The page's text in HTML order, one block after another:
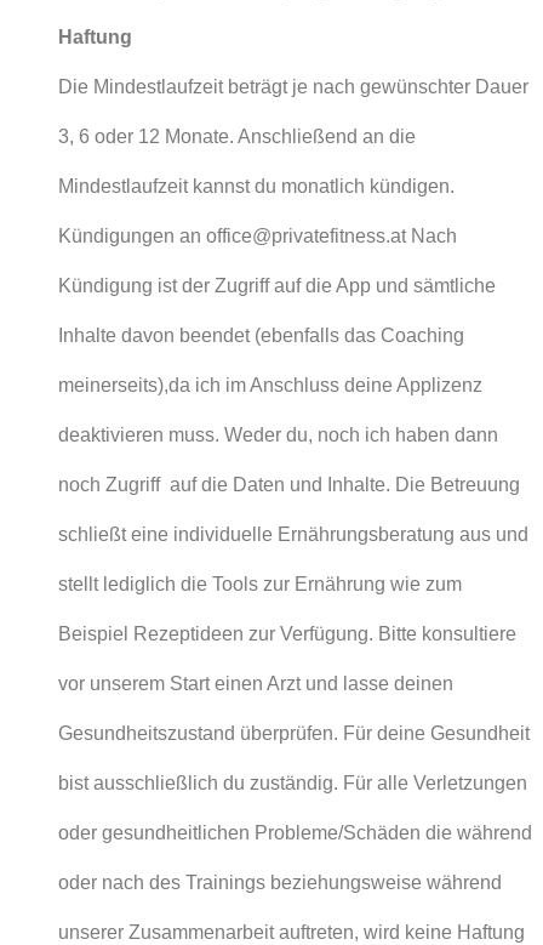
Haftung
Die Mindestlaufzeit beträgt je nach gewünschter Dauer
3, 6 oder 12 Monate. Anschließend an die
Mindestlaufzeit kannst du monatlich kündigen.
Kündigungen an office@privatefitness.at Nach
Kündigung ist der Zugriff auf die App und sämtliche
Inhalte davon beendet (ebenfalls das Coaching
meinerseits),da ich im Anschluss deine Applizenz
deaktivieren muss. Weder du, noch ich haben dann
noch Zugriff auf die Daten und Inhalte. Die Betreuung
schließt eine individuelle Ernährungsberatung aus und
stellt lediglich die Tools zur Ernährung wie zum
Beispiel Rezeptideen zur Verfügung. Bitte konsultiere
vor unserem Start einen Arzt und lasse deinen
Gesundheitszustand überprüfen. Für deine Gesundheit
bist ausschließlich du zuständig. Für alle Verletzungen
oder gesundheitlichen Probleme/Schäden die während
oder nach des Trainings beziehungsweise während
unserer Zusammenarbeit auftreten, wird keine Haftung